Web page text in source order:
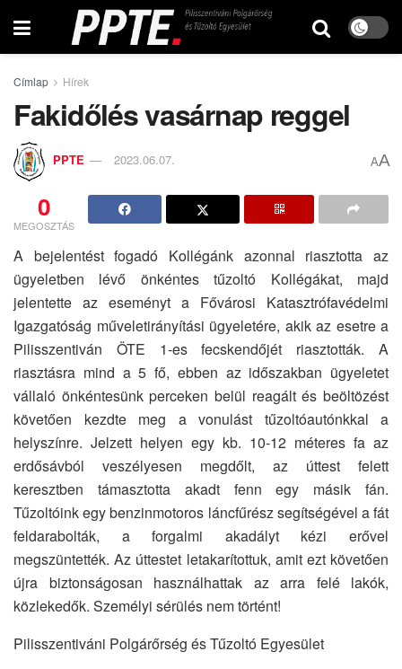
Címlap Hírek
Fakidőlés vasárnap reggel
PPTE 2023.06.07. AA
0
MEGOSZTÁS
A bejelentést fogadó Kollégánk azonnal riasztotta az
ügyeletben lévő önkéntes tűzoltó Kollégákat, majd
jelentette az eseményt a Fővárosi Katasztrófavédelmi
Igazgatóság műveletirányítási ügyeletére, akik az esetre a
Pilisszentiván ÖTE 1-es fecskendőjét riasztották. A
riasztásra mind a 5 fő, ebben az időszakban ügyeletet
vállaló önkéntesünk perceken belül reagált és beöltözést
követően kezdte meg a vonulást tűzoltóautónkkal a
helyszínre. Jelzett helyen egy kb. 10-12 méteres fa az
erdősávból veszélyesen megdőlt, az úttest felett
keresztben támasztotta akadt fenn egy másik fán.
Tűzoltóink egy benzinmotoros láncfűrész segítségével a fát
feldarabolták, a forgalmi akadályt kézi erővel
megszüntették. Az úttestet letakarítottuk, amit ezt követően
újra biztonságosan használhattak az arra felé lakók,
közlekedők. Személyi sérülés nem történt!
Pilisszentiváni Polgárőrség és Tűzoltó Egyesület